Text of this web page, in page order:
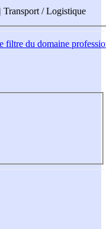
Transport / Logistique
filtre du domaine